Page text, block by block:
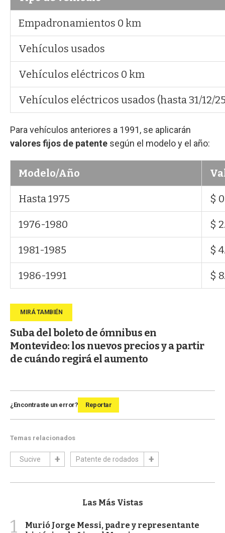
Empadronamientos 0 km
Vehículos usados
Vehículos eléctricos 0 km
Vehículos eléctricos usados (hasta 31/12/
Para vehículos anteriores a 1991, se aplicarán
valores fijos de patente según el modelo y el año:
Modelo/Año
Hasta 1975 $ 0
1976-1980 $
1981-1985 $
1986-1991 $
Suba del boleto de ómnibus en
Montevideo: los nuevos precios y a partir
de cuándo regirá el aumento
¿Encontraste un error? Reportar
Temas relacionados
Sucive Patente de rodados
Las Más Vistas
1
Murió Jorge Messi, padre y representante